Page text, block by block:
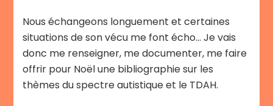
Nous échangeons longuement et certaines
situations de son vécu me font écho… Je vais
donc me renseigner, me documenter, me faire
offrir pour Noël une bibliographie sur les
thèmes du spectre autistique et le TDAH.